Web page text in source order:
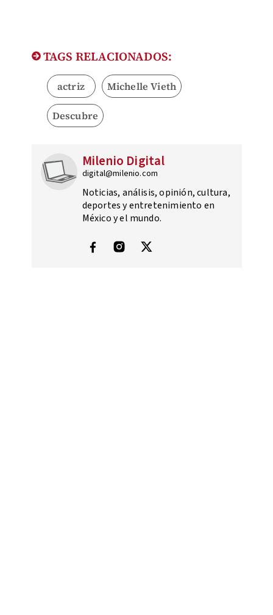
TAGS RELACIONADOS:
actriz Michelle Vieth
Descubre
Milenio Digital
digital@milenio.com
Noticias, análisis, opinión, cultura,
deportes y entretenimiento en
México y el mundo.